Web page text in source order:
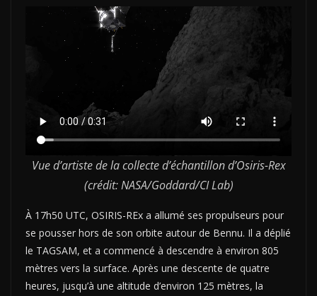
Vue d’artiste de la collecte d’échantillon d’Osiris-Rex
(crédit: NASA/Goddard/CI Lab)
À 17h50 UTC, OSIRIS-REx a allumé ses propulseurs pour
se pousser hors de son orbite autour de Bennu. Il a déplié
le TAGSAM, et a commencé à descendre à environ 805
mètres vers la surface. Après une descente de quatre
heures, jusqu’à une altitude d’environ 125 mètres, la